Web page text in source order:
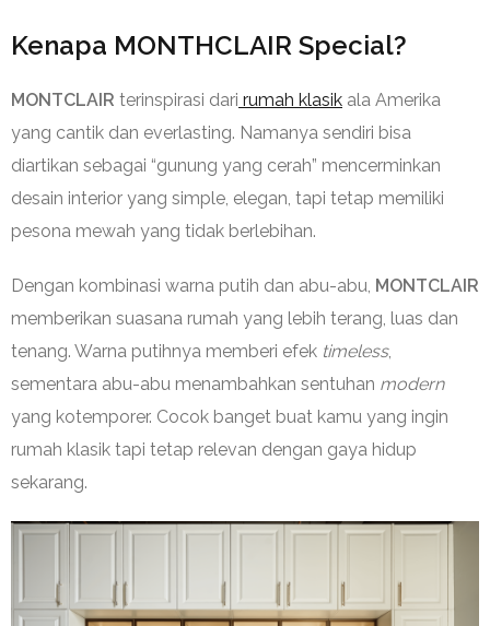
Kenapa MONTHCLAIR Special?
MONTCLAIR terinspirasi dari rumah klasik ala Amerika
yang cantik dan everlasting. Namanya sendiri bisa
diartikan sebagai “gunung yang cerah” mencerminkan
desain interior yang simple, elegan, tapi tetap memiliki
pesona mewah yang tidak berlebihan.
Dengan kombinasi warna putih dan abu-abu, MONTCLAIR
memberikan suasana rumah yang lebih terang, luas dan
tenang. Warna putihnya memberi efek timeless,
sementara abu-abu menambahkan sentuhan modern
yang kotemporer. Cocok banget buat kamu yang ingin
rumah klasik tapi tetap relevan dengan gaya hidup
sekarang.